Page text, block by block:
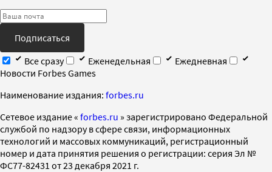
Подписаться
Все сразу
Еженедельная
Ежедневная
Новости Forbes Games
Наименование издания: forbes.ru
Cетевое издание « forbes.ru » зарегистрировано Федеральной
службой по надзору в сфере связи, информационных
технологий и массовых коммуникаций, регистрационный
номер и дата принятия решения о регистрации: серия Эл №
ФС77-82431 от 23 декабря 2021 г.